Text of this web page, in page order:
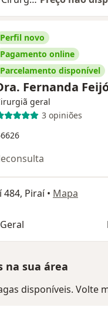
Perfil novo
Pagamento online
Parcelamento disponível
Fernanda
geral
3 opiniões
484, Piraí • Mapa
na sua área
disponíveis. Volte